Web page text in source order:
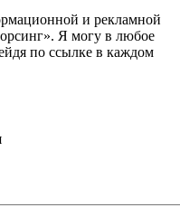
и рекламной
Я могу в любое
по ссылке в каждом